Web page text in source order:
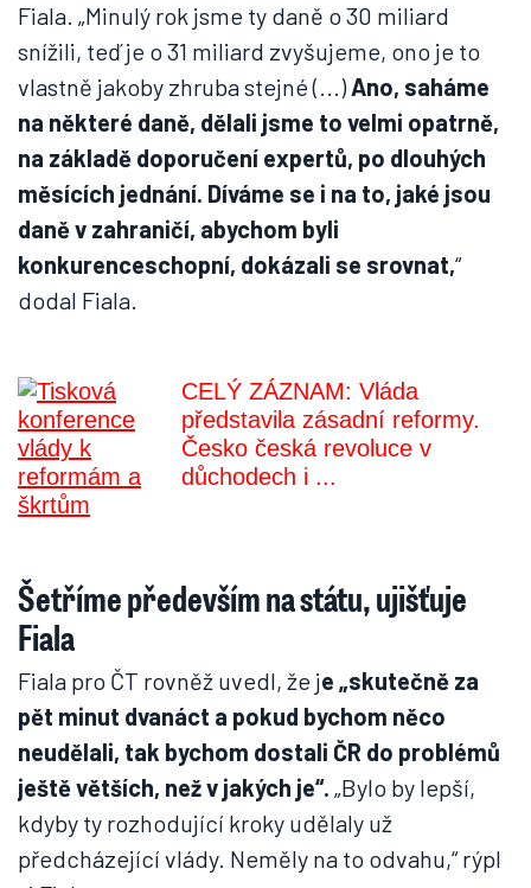
Fiala. „Minulý rok jsme ty daně o 30 miliard
snížili, teď je o 31 miliard zvyšujeme, ono je to
vlastně jakoby zhruba stejné (...)Ano, saháme
na některé daně, dělali jsme to velmi opatrně,
na základě doporučení expertů, po dlouhých
měsících jednání. Díváme se i na to, jaké jsou
daně v zahraničí, abychom byli
konkurenceschopní, dokázali se srovnat,“
dodal Fiala.
CELÝ ZÁZNAM: Vláda
představila zásadní reformy.
Česko česká revoluce v
důchodech i ...
Šetříme především na státu, ujišťuje
Fiala
Fiala pro ČT rovněž uvedl, že je „skutečně za
pět minut dvanáct a pokud bychom něco
neudělali, tak bychom dostali ČR do problémů
ještě větších, než v jakých je“. „Bylo by lepší,
kdyby ty rozhodující kroky udělaly už
předcházející vlády. Neměly na to odvahu,“ rýpl